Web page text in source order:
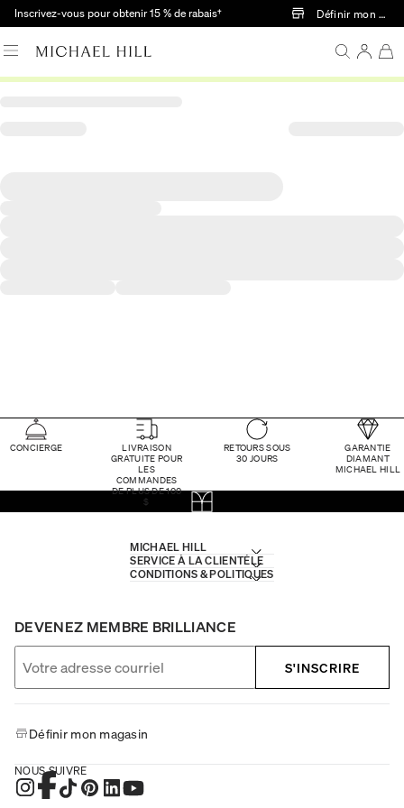
Passer au contenu principal
Inscrivez-vous pour obtenir 15 % de rabais† Définir mon
CONCIERGE
LIVRAISON
GRATUITE POUR
LES
COMMANDES
DE PLUS DE 100
$
RETOURS SOUS
30 JOURS
GARANTIE
DIAMANT
MICHAEL HILL
MICHAEL HILL
SERVICE À LA CLIENTÈLE
CONDITIONS & POLITIQUES
DEVENEZ MEMBRE BRILLIANCE
S'INSCRIRE
Définir mon magasin
NOUS SUIVRE